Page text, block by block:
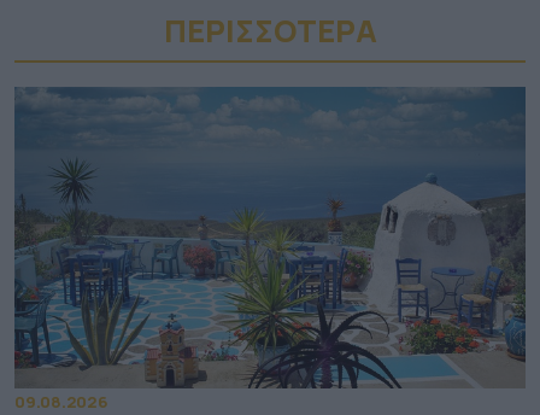
ΠΕΡΙΣΣΟΤΕΡA
09.08.2026